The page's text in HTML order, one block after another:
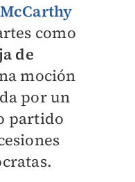
como
de
moción
por un
partido